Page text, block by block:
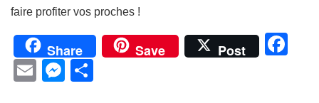
faire profiter vos proches !
Share Save Post
EmailMessenger